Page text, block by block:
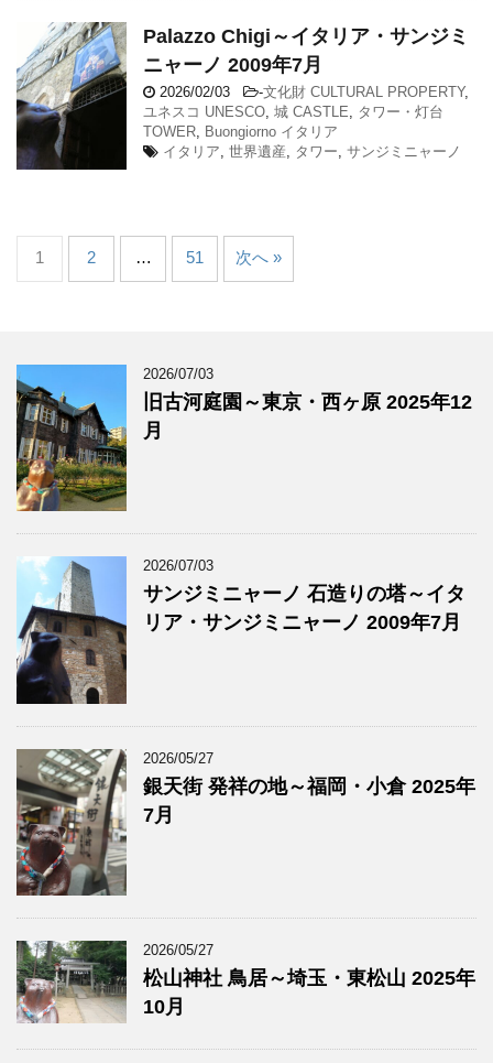
Palazzo Chigi～イタリア・サンジミ
ニャーノ 2009年7月
2026/02/03 -文化財 CULTURAL PROPERTY,
ユネスコ UNESCO, 城 CASTLE, タワー・灯台
TOWER, Buongiorno イタリア
イタリア, 世界遺産, タワー, サンジミニャーノ
1 2 … 51 次へ »
2026/07/03
旧古河庭園～東京・西ヶ原 2025年12
月
2026/07/03
サンジミニャーノ 石造りの塔～イタ
リア・サンジミニャーノ 2009年7月
2026/05/27
銀天街 発祥の地～福岡・小倉 2025年
7月
2026/05/27
松山神社 鳥居～埼玉・東松山 2025年
10月